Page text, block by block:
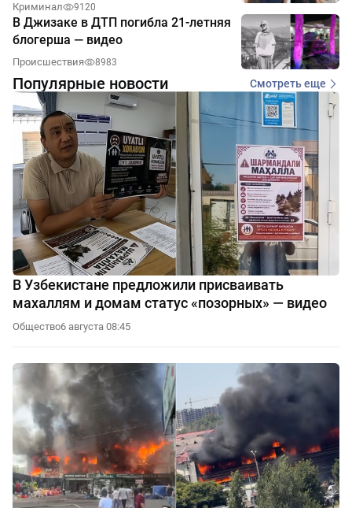
Криминал 9120
В Джизаке в ДТП погибла 21-летняя
блогерша — видео
Происшествия 8983
Популярные новости Смотреть еще
В Узбекистане предложили присваивать
махаллям и домам статус «позорных» — видео
Общество6 августа 08:45